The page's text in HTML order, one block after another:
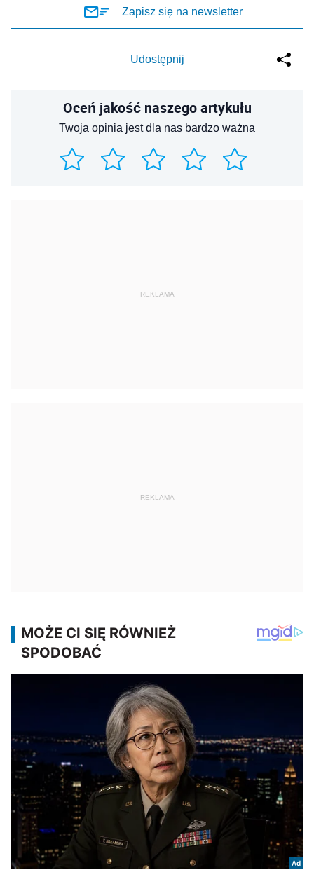
Zapisz się na newsletter
Udostępnij
Oceń jakość naszego artykułu
Twoja opinia jest dla nas bardzo ważna
REKLAMA
REKLAMA